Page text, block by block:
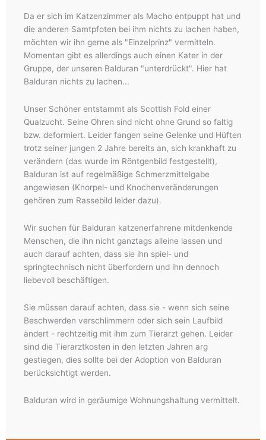
Da er sich im Katzenzimmer als Macho entpuppt hat und
die anderen Samtpfoten bei ihm nichts zu lachen haben,
möchten wir ihn gerne als "Einzelprinz" vermitteln.
Momentan gibt es allerdings auch einen Kater in der
Gruppe, der unseren Balduran "unterdrückt". Hier hat
Balduran nichts zu lachen...
Unser Schöner entstammt als Scottish Fold einer
Qualzucht. Seine Ohren sind nicht ohne Grund so faltig
bzw. deformiert. Leider fangen seine Gelenke und Hüften
trotz seiner jungen 2 Jahre bereits an, sich krankhaft zu
verändern (das wurde im Röntgenbild festgestellt),
Balduran ist auf regelmäßige Schmerzmittelgabe
angewiesen (Knorpel- und Knochenveränderungen
gehören zum Rassebild leider dazu).
Wir suchen für Balduran katzenerfahrene mitdenkende
Menschen, die ihn nicht ganztags alleine lassen und
auch darauf achten, dass sie ihn spiel- und
springtechnisch nicht überfordern und ihn dennoch
liebevoll beschäftigen.
Sie müssen darauf achten, dass sie - wenn sich seine
Beschwerden verschlimmern oder sich sein Laufbild
ändert - rechtzeitig mit ihm zum Tierarzt gehen. Leider
sind die Tierarztkosten in den letzten Jahren arg
gestiegen, dies sollte bei der Adoption von Balduran
berücksichtigt werden.
Balduran wird in geräumige Wohnungshaltung vermittelt.